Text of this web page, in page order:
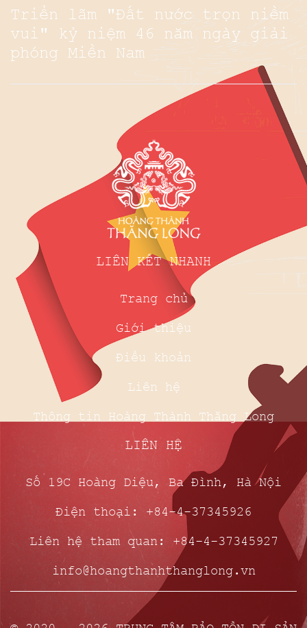
Triển lãm "Đất nước trọn niềm
vui" kỷ niệm 46 năm ngày giải
phóng Miền Nam
LIÊN KẾT NHANH
Trang chủ
Giới thiệu
Điều khoản
Liên hệ
Thông tin Hoàng Thành Thăng Long
LIÊN HỆ
Số 19C Hoàng Diệu, Ba Đình, Hà Nội
Điện thoại: +84-4-37345926
Liên hệ tham quan: +84-4-37345927
info@hoangthanhthanglong.vn